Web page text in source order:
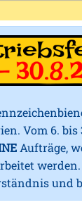
Vom 6. bis
Aufträge,
und